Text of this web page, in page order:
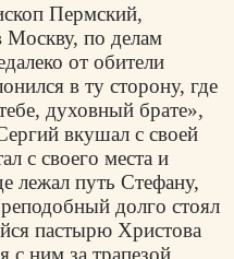
Пермский,
Москву, по делам
от обители
в ту сторону, где
духовный брате»,
вкушал с своей
с своего места и
лежал путь Стефану,
долго стоял
пастырю Христова
с ним за трапезой,